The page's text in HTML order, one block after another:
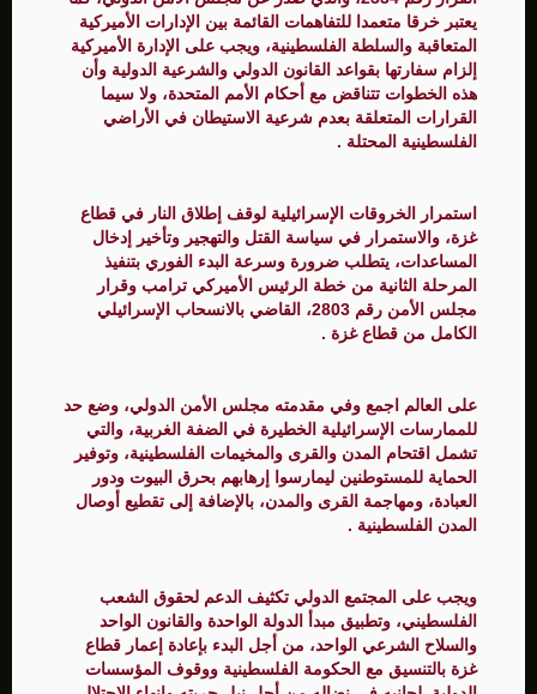
يعتبر خرقا متعمدا للتفاهمات القائمة بين الإدارات الأميركية
المتعاقبة والسلطة الفلسطينية، ويجب على الإدارة الأميركية
إلزام سفارتها بقواعد القانون الدولي والشرعية الدولية وأن
هذه الخطوات تتناقض مع أحكام الأمم المتحدة، ولا سيما
القرارات المتعلقة بعدم شرعية الاستيطان في الأراضي
الفلسطينية المحتلة .
استمرار الخروقات الإسرائيلية لوقف إطلاق النار في قطاع
غزة، والاستمرار في سياسة القتل والتهجير وتأخير إدخال
المساعدات، يتطلب ضرورة وسرعة البدء الفوري بتنفيذ
المرحلة الثانية من خطة الرئيس الأميركي ترامب وقرار
مجلس الأمن رقم 2803، القاضي بالانسحاب الإسرائيلي
الكامل من قطاع غزة .
على العالم اجمع وفي مقدمته مجلس الأمن الدولي، وضع حد
للممارسات الإسرائيلية الخطيرة في الضفة الغربية، والتي
تشمل اقتحام المدن والقرى والمخيمات الفلسطينية، وتوفير
الحماية للمستوطنين ليمارسوا إرهابهم بحرق البيوت ودور
العبادة، ومهاجمة القرى والمدن، بالإضافة إلى تقطيع أوصال
المدن الفلسطينية .
ويجب على المجتمع الدولي تكثيف الدعم لحقوق الشعب
الفلسطيني، وتطبيق مبدأ الدولة الواحدة والقانون الواحد
والسلاح الشرعي الواحد، من أجل البدء بإعادة إعمار قطاع
غزة بالتنسيق مع الحكومة الفلسطينية ووقوف المؤسسات